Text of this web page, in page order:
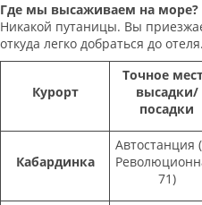
Где мы высаживаем на море?
Никакой путаницы. Вы
откуда легко добраться до отеля.
Курорт
Точное
высадки/
посадки
Кабардинка
Автостанция
71)